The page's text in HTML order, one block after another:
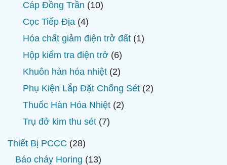
Cáp Đồng Trần 1010
phẩm
Cọc Tiếp Địa 44
sản
phẩm
Hóa chất giảm điện trở đất 11
Hộp kiểm tra điện trở 66
sản
phẩm
Khuôn hàn hóa nhiệt 22
sản
phẩm
Phụ Kiện Lắp Đặt Chống Sét 22
Thuốc Hàn Hóa Nhiệt 22
Trụ đở kim thu sét 77
Thiết Bị PCCC 2828
sản
Báo cháy Horing 1313